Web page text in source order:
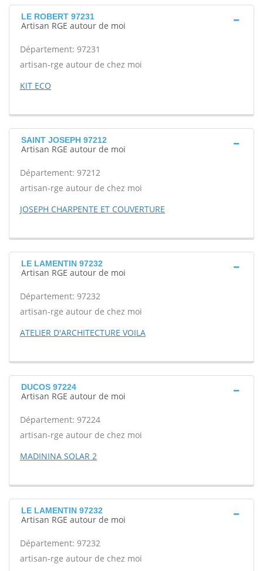
LE ROBERT 97231
Artisan RGE autour de moi
Département: 97231
artisan-rge autour de chez moi
KIT ECO
SAINT JOSEPH 97212
Artisan RGE autour de moi
Département: 97212
artisan-rge autour de chez moi
JOSEPH CHARPENTE ET COUVERTURE
LE LAMENTIN 97232
Artisan RGE autour de moi
Département: 97232
artisan-rge autour de chez moi
ATELIER D'ARCHITECTURE VOILA
DUCOS 97224
Artisan RGE autour de moi
Département: 97224
artisan-rge autour de chez moi
MADININA SOLAR 2
LE LAMENTIN 97232
Artisan RGE autour de moi
Département: 97232
artisan-rge autour de chez moi